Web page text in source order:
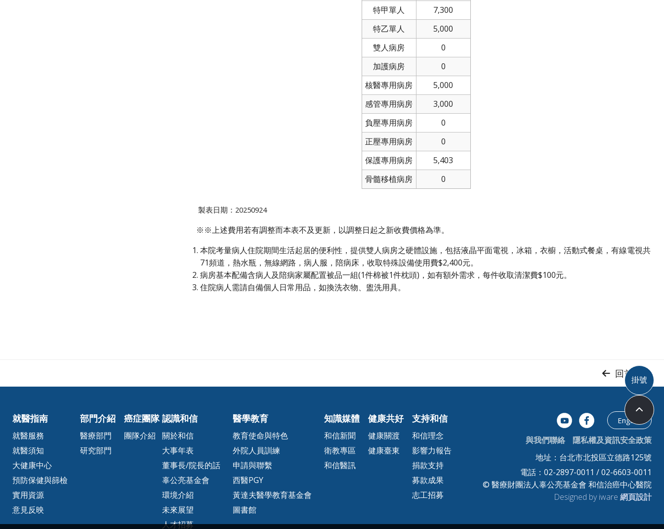
特甲單人
7,300
特乙單人
5,000
雙人病房
0
加護病房
0
核醫專用病房
5,000
感管專用病房
3,000
負壓專用病房
0
正壓專用病房
0
保護專用病房
5,403
骨髓移植病房
0
製表日期： 20250924
※※上述費用若有調整而本表不及更新，以調整日起之新收費價格為準。
本院考量病人住院期間生活起居的便利性，提供雙人病房之硬體設施，包括液晶平面電視，冰箱，衣櫥，活動式餐桌，有線電視共
71頻道，熱水瓶，無線網路，病人服，陪病床，收取特殊設備使用費$2,400元。
病房基本配備含病人及陪病家屬配置被品一組(1件棉被1件枕頭)，如有額外需求，每件收取清潔費$100元。
住院病人需請自備個人日常用品，如換洗衣物、盥洗用具。
回首頁
就醫指南
就醫服務
就醫須知
大健康中心
預防保健與篩檢
實用資源
意見反映
部門介紹
醫療部門
研究部門
癌症團隊
團隊介紹
認識和信
關於和信
大事年表
董事長/院長的話
辜公亮基金會
環境介紹
未來展望
人才招募
醫學教育
教育使命與特色
外院人員訓練
申請與聯繫
西醫PGY
黃達夫醫學教育基金會
圖書館
知識媒體
和信新聞
衛教專區
和信醫訊
健康共好
健康關渡
健康臺東
支持和信
和信理念
影響力報告
捐款支持
募款成果
志工招募
English
與我們聯絡
隱私權及資訊安全政策
地址：台北市北投區立德路125號
電話：02-2897-0011 / 02-6603-0011
© 醫療財團法人辜公亮基金會 和信治癌中心醫院
Designed by iware 網頁設計
掛號